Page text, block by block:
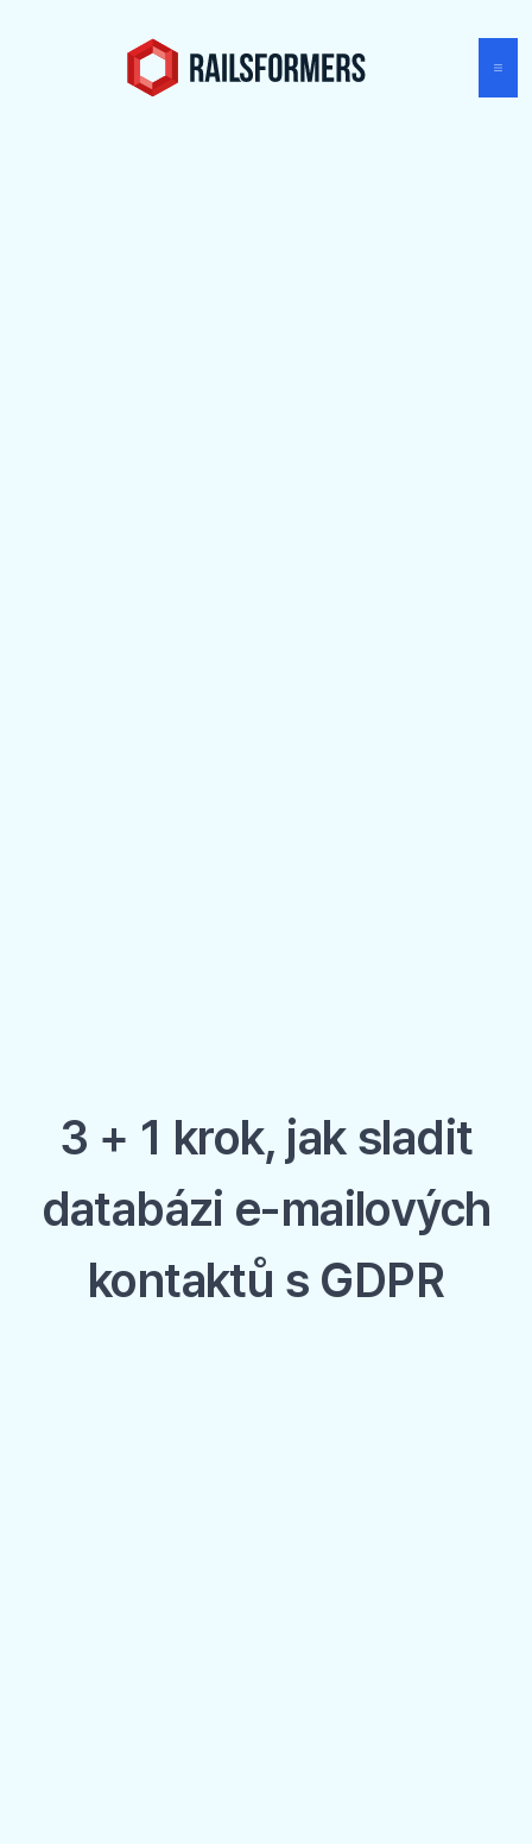
3 + 1 krok, jak sladit
databázi e-mailových
kontaktů s GDPR